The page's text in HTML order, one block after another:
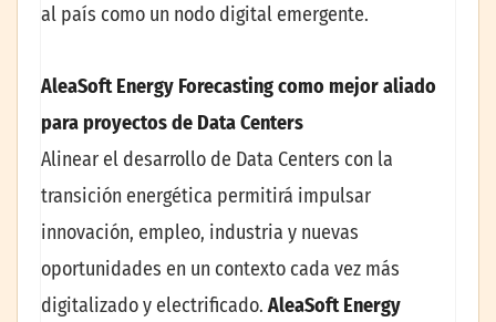
al país como un nodo digital emergente.
AleaSoft Energy Forecasting como mejor aliado
para proyectos de Data Centers
Alinear el desarrollo de Data Centers con la
transición energética permitirá impulsar
innovación, empleo, industria y nuevas
oportunidades en un contexto cada vez más
digitalizado y electrificado. AleaSoft Energy